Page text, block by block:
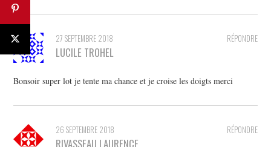
RÉPONDRE
27 SEPTEMBRE 2018
LUCILE TROHEL
Bonsoir super lot je tente ma chance et je croise les doigts merci
RÉPONDRE
26 SEPTEMBRE 2018
RIVASSEAU LAURENCE